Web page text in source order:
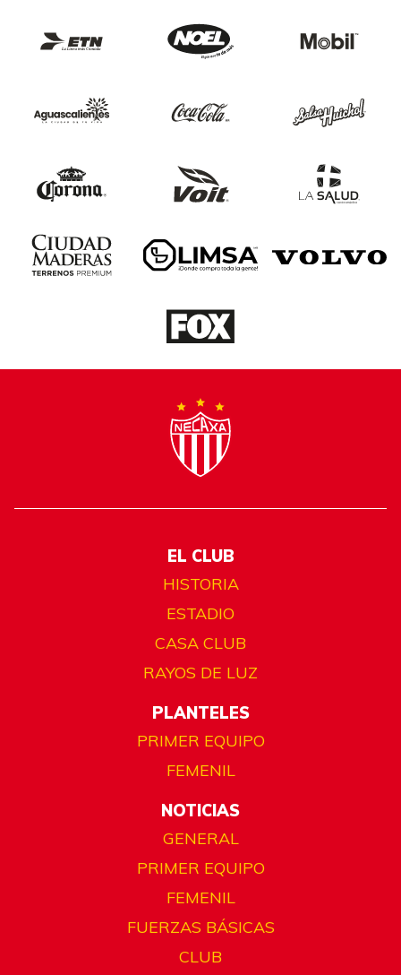
EL CLUB
HISTORIA
ESTADIO
CASA CLUB
RAYOS DE LUZ
PLANTELES
PRIMER EQUIPO
FEMENIL
NOTICIAS
GENERAL
PRIMER EQUIPO
FEMENIL
FUERZAS BÁSICAS
CLUB